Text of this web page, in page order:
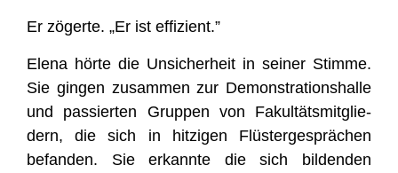
Er zöger­te. „Er ist effizient.”
Ele­na hör­te die Unsi­cher­heit in sei­ner Stim­me.
Sie gin­gen zusam­men zur Demons­tra­ti­ons­hal­le
und pas­sier­ten Grup­pen von Fakul­täts­mit­glie­
dern, die sich in hit­zi­gen Flüs­ter­ge­sprä­chen
befan­den. Sie erkann­te die sich bil­den­den